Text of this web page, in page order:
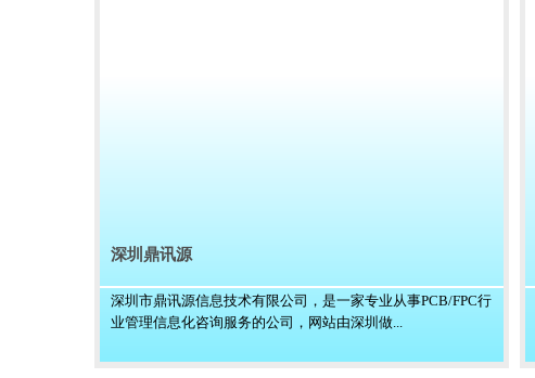
深圳鼎讯源
深圳市鼎讯源信息技术有限公司，是一家专业从事PCB/FPC行
业管理信息化咨询服务的公司，网站由深圳做...